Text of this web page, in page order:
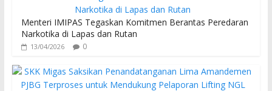
Menteri IMIPAS Tegaskan Komitmen Berantas Peredaran
Narkotika di Lapas dan Rutan
13/04/2026 0